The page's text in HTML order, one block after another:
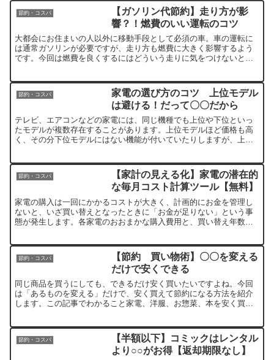
節約・コスパ
【ガソリン代節約】走り方が影
響？！燃費のいい運転のコツ
大都会にお住まいの人以外に移動手段として必須の車。車の運転に
は通常ガソリンが必要ですが、走り方も燃費に大きく影響するよう
です。今回は燃費を良くするにはどういう走りに気をつけないとい
節約・コスパ
家電の選び方のコツ 上位モデル
は避ける！だって〇〇だから
テレビ、エアコンなどの家電には、同じ機種でも上位や下位といっ
たモデルが複数存在することがあります。上位モデルほど価格も高
く、その分下位モデルにはない機能が付いていたりしますが、上位
節約・コスパ
【家計の見える化】家電の潜在的
な毎月コスト計算ツール【無料】
家電の購入は一回にかかるコストが大きく、計画的にお金を管理し
ないと、いざ買い替えとなったときに「お金が足りない」という事
態が発生します。各家電のおおまかな購入費用と、買い替え年数か
節約・コスパ
【節約 買い物術】〇〇を変える
だけで安くできる
同じ商品を買うにしても、できるだけ安く買いたいですよね。今回
は「あるものを変える」だけで、安く買えて節約になる方法を紹介
します。この記事でわかること家電、洋服、お惣菜、本を安く買え
節約・コスパ
【半額以下】コミックはレンタル
より○○がお得【返却期限なし】